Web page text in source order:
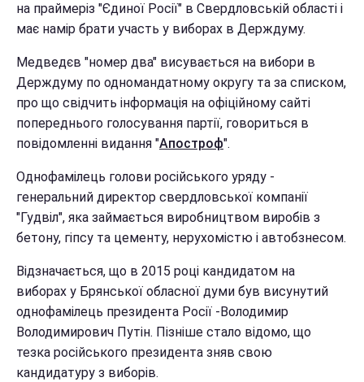
на праймеріз "Єдиної Росії" в Свердловській області і
має намір брати участь у виборах в Держдуму.
Медведєв "номер два" висувається на вибори в
Держдуму по одномандатному округу та за списком,
про що свідчить інформація на офіційному сайті
попереднього голосування партії, говориться в
повідомленні видання "Апостроф".
Однофамілець голови російського уряду -
генеральний директор свердловської компанії
"Гудвіл", яка займається виробництвом виробів з
бетону, гіпсу та цементу, нерухомістю і автобзнесом.
Відзначається, що в 2015 році кандидатом на
виборах у Брянської обласної думи був висунутий
однофамілець президента Росії -Володимир
Володимирович Путін. Пізніше стало відомо, що
тезка російського президента зняв свою
кандидатуру з виборів.